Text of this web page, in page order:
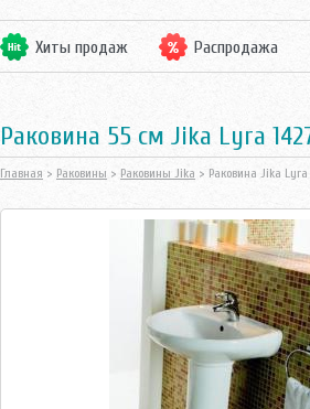
Хиты продаж Распродажа
Раковина 55 см Jika Lyra
Главная > Раковины > Раковины Jika > Раковина Jika